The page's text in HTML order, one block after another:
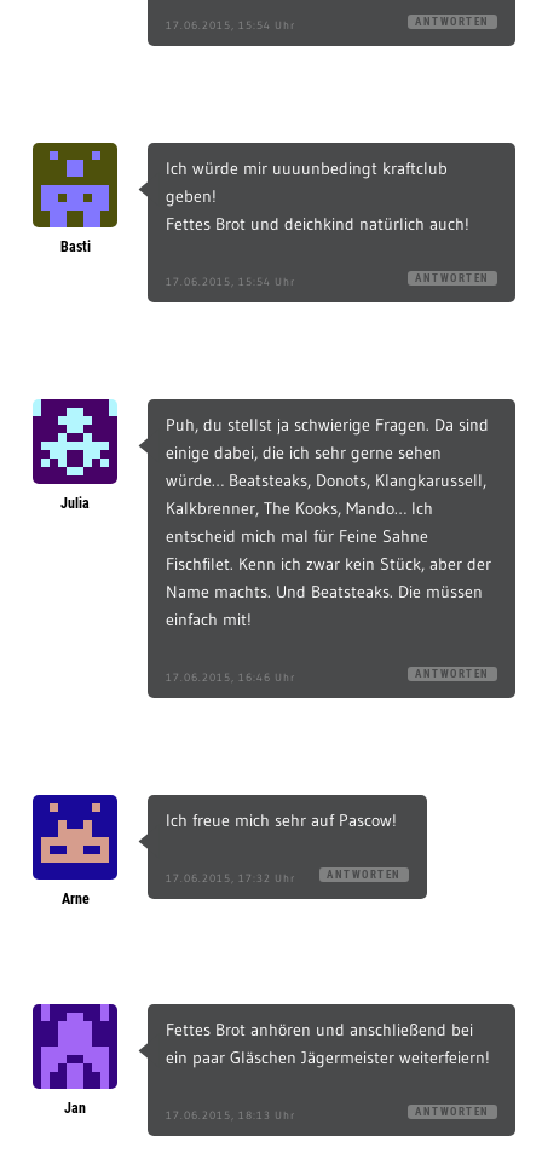
17.06.2015, 15:54 Uhr ANTWORTEN
Basti
Ich würde mir uuuunbedingt kraftclub
geben!
Fettes Brot und deichkind natürlich auch!
17.06.2015, 15:54 Uhr ANTWORTEN
Julia
Puh, du stellst ja schwierige Fragen. Da sind
einige dabei, die ich sehr gerne sehen
würde… Beatsteaks, Donots, Klangkarussell,
Kalkbrenner, The Kooks, Mando… Ich
entscheid mich mal für Feine Sahne
Fischfilet. Kenn ich zwar kein Stück, aber der
Name machts. Und Beatsteaks. Die müssen
einfach mit!
17.06.2015, 16:46 Uhr ANTWORTEN
Arne
Ich freue mich sehr auf Pascow!
17.06.2015, 17:32 Uhr ANTWORTEN
Jan
Fettes Brot anhören und anschließend bei
ein paar Gläschen Jägermeister weiterfeiern!
17.06.2015, 18:13 Uhr ANTWORTEN